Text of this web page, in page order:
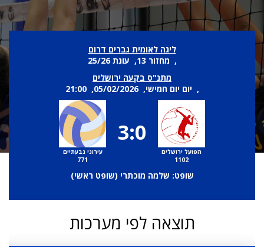
ליגה לאומית גברים דרום
, מחזור 13, עונת 25/26
מתנ"ס בקעה ירושלים
, יום יום חמישי, 05/02/2026, 21:00
הפועל ירושלים
1102
3:0
עירוני גבעתיים
771
שופט: שלמה מוכתרי (שופט ראשי)
תוצאה לפי מערכות